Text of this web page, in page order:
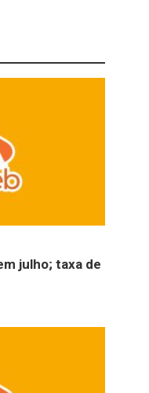
julho; taxa de